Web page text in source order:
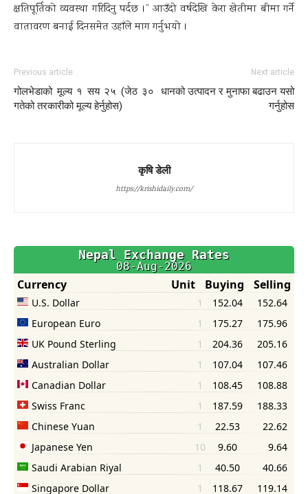
क्षतिपूर्तिको व्यवस्था गरिदिनु पर्दछ ।” आउँदो वर्षदेखि केरा खेतीमा बीमा गर्ने
वातावरण बनाई दिनसमेत उहाँले माग गर्नुभयो ।
Previous article
गोलभेडाको मूल्य १ सय २५ (जेठ ३०
गतेको तरकारीको मूल्य हेर्नुहोस)
Next article
धानको उत्पादन र मुनाफा बढाउन यसो
गर्नुहोस
कृषि डेली
https://krishidaily.com/